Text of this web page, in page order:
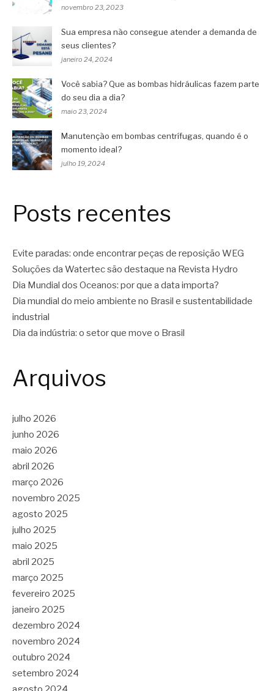
novembro 23, 2023
Sua empresa não consegue atender a demanda de
seus clientes?
janeiro 24, 2024
Você sabia? Que as bombas hidráulicas fazem parte
do seu dia a dia?
maio 23, 2024
Manutenção em bombas centrífugas, quando é o
momento ideal?
julho 19, 2024
Posts recentes
Evite paradas: onde encontrar peças de reposição WEG
Soluções da Watertec são destaque na Revista Hydro
Dia Mundial dos Oceanos: por que a data importa?
Dia mundial do meio ambiente no Brasil e sustentabilidade
industrial
Dia da indústria: o setor que move o Brasil
Arquivos
julho 2026
junho 2026
maio 2026
abril 2026
março 2026
novembro 2025
agosto 2025
julho 2025
maio 2025
abril 2025
março 2025
fevereiro 2025
janeiro 2025
dezembro 2024
novembro 2024
outubro 2024
setembro 2024